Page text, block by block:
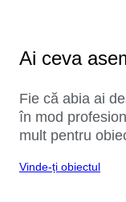
Ai ceva
Fie că abia ai
în mod
mult pentru
Vinde-ți obiectul